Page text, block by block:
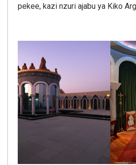
pekee, kazi nzuri ajabu ya Kiko